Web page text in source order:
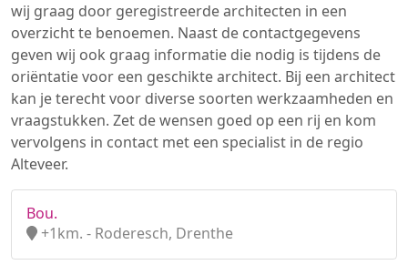
wij graag door geregistreerde architecten in een
overzicht te benoemen. Naast de contactgegevens
geven wij ook graag informatie die nodig is tijdens de
oriëntatie voor een geschikte architect. Bij een architect
kan je terecht voor diverse soorten werkzaamheden en
vraagstukken. Zet de wensen goed op een rij en kom
vervolgens in contact met een specialist in de regio
Alteveer.
Bou.
+1km. - Roderesch, Drenthe